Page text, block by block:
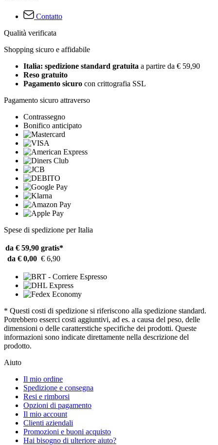
Contatto
Qualità verificata
Shopping sicuro e affidabile
Italia: spedizione standard gratuita a partire da € 59,90
Reso gratuito
Pagamento sicuro con crittografia SSL
Pagamento sicuro attraverso
Contrassegno
Bonifico anticipato
Spese di spedizione per Italia
da € 59,90 gratis*
da € 0,00 € 6,90
* Questi costi di spedizione si riferiscono alla spedizione standard.
Potrebbero esserci costi aggiuntivi, ad es. a causa del peso, delle
dimensioni o delle caratterstiche specifiche dei prodotti. Queste
informazioni sono indicate direttamente nella descrizione del
prodotto.
Aiuto
Il mio ordine
Spedizione e consegna
Resi e rimborsi
Opzioni di pagamento
Il mio account
Clienti aziendali
Promozioni e buoni acquisto
Hai bisogno di ulteriore aiuto?